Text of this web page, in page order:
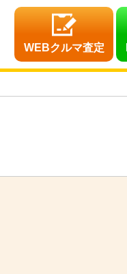
WEBクルマ査定